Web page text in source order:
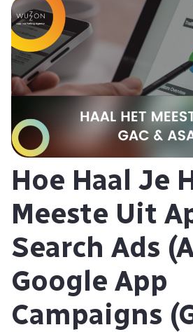
Hoe Haal Je
Meeste Uit
Search Ads
Google App
Campaigns